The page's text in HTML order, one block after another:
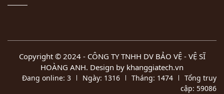
Copyright © 2024 - CÔNG TY TNHH DV BẢO VỆ - VỆ SĨ
HOÀNG ANH. Design by khanggiatech.vn
Đang online: 3 Ngày: 1316 Tháng: 1474
Tổng truy
cập: 59086